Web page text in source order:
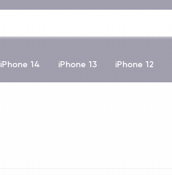
iPhone 14 iPhone 13 iPhone 12